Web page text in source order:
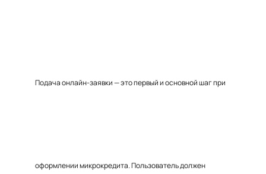
Подача онлайн-заявки — это первый и основной шаг при
оформлении микрокредита. Пользователь должен